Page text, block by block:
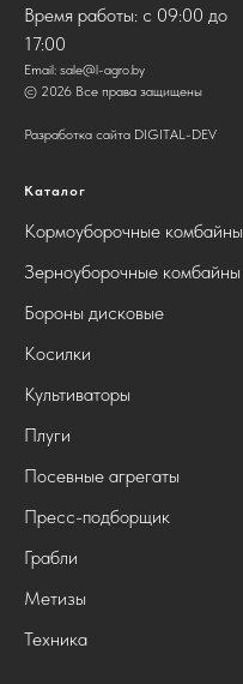
Время работы: с 09:00 до
17:00
Email: sale@l-agro.by
© 2026 Все права защищены
Разработка сайта DIGITAL-DEV
Каталог
Кормоуборочные комбайны
Зерноуборочные комбайны
Бороны дисковые
Косилки
Культиваторы
Плуги
Посевные агрегаты
Пресс-подборщик
Грабли
Метизы
Техника